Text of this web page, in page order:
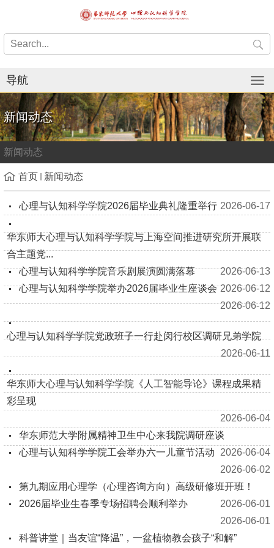
导航
新闻动态
新闻动态
首页 新闻动态
心理与认知科学学院2026届毕业典礼隆重举行 2026-06-17
华东师大心理与认知科学学院与上海空间推进研究所开展联
合主题党...
2026-06-13
心理与认知科学学院音乐剧展演圆满落幕
2026-06-12
心理与认知科学学院举办2026届毕业生座谈会
2026-06-12
心理与认知科学学院党政班子一行赴闵行校区调研兄弟学院
2026-06-11
华东师大心理与认知科学学院《人工智能导论》课程成果精
彩呈现
2026-06-04
华东师范大学附属精神卫生中心来我院调研座谈
2026-06-04
心理与认知科学学院工会举办六一儿童节活动
2026-06-02
第九期应用心理学（心理咨询方向）高级研修班开班！
2026-06-01
2026届毕业生春季专场招聘会顺利举办
2026-06-01
科普讲堂｜当友谊“降温”，一盆植物教会孩子“和解”